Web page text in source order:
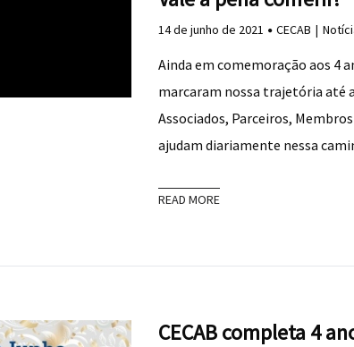
14 de junho de 2021 CECAB
Ainda em comemoração aos 4
marcaram nossa trajetória até
Associados, Parceiros,
ajudam diariamente nessa
READ MORE
CECAB completa 4